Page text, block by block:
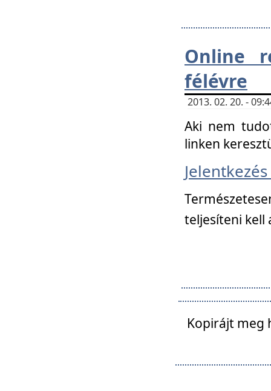
Online
félévre
2013. 02. 20. -
Aki nem
linken
Jelentkezés
teljesíteni kell
Kopirájt meg